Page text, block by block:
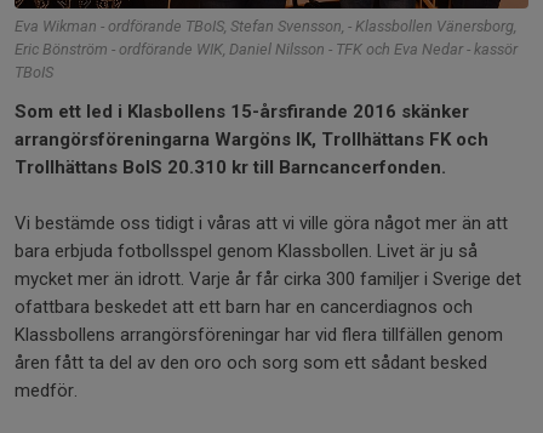
Eva Wikman - ordförande TBoIS, Stefan Svensson, - Klassbollen Vänersborg,
Eric Bönström - ordförande WIK, Daniel Nilsson - TFK och Eva Nedar - kassör
TBoIS
Som ett led i Klasbollens 15-årsfirande 2016 skänker
arrangörsföreningarna Wargöns IK, Trollhättans FK och
Trollhättans BoIS 20.310 kr till Barncancerfonden.
Vi bestämde oss tidigt i våras att vi ville göra något mer än att
bara erbjuda fotbollsspel genom Klassbollen. Livet är ju så
mycket mer än idrott. Varje år får cirka 300 familjer i Sverige det
ofattbara beskedet att ett barn har en cancerdiagnos och
Klassbollens arrangörsföreningar har vid flera tillfällen genom
åren fått ta del av den oro och sorg som ett sådant besked
medför.